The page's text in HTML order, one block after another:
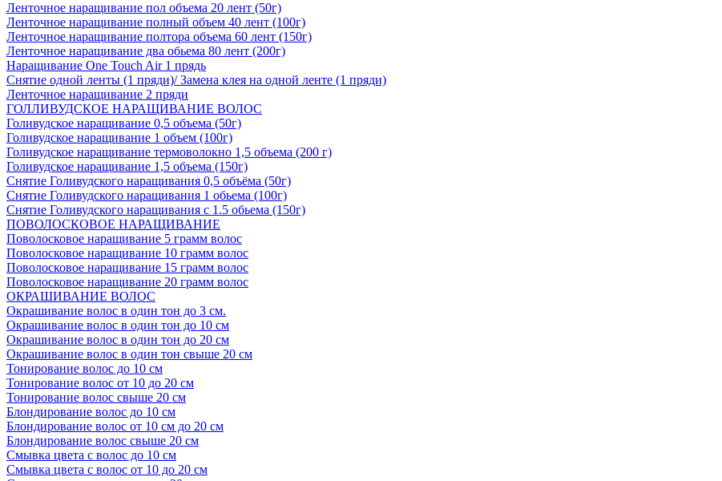
Ленточное наращивание пол объема 20 лент (50г)
Ленточное наращивание полный объем 40 лент (100г)
Ленточное наращивание полтора объема 60 лент (150г)
Ленточное наращивание два обьема 80 лент (200г)
Наращивание One Touch Air 1 прядь
Снятие одной ленты (1 пряди)/ Замена клея на одной ленте (1 пряди)
Ленточное наращивание 2 пряди
ГОЛЛИВУДСКОЕ НАРАЩИВАНИЕ ВОЛОС
Голивудское наращивание 0,5 объема (50г)
Голивудское наращивание 1 объем (100г)
Голивудское наращивание термоволокно 1,5 объема (200 г)
Голивудское наращивание 1,5 объема (150г)
Снятие Голивудского наращивания 0,5 объёма (50г)
Снятие Голивудского наращивания 1 обьема (100г)
Снятие Голивудского наращивания с 1.5 обьема (150г)
ПОВОЛОСКОВОЕ НАРАЩИВАНИЕ
Поволосковое наращивание 5 грамм волос
Поволосковое наращивание 10 грамм волос
Поволосковое наращивание 15 грамм волос
Поволосковое наращивание 20 грамм волос
ОКРАШИВАНИЕ ВОЛОС
Окрашивание волос в один тон до 3 см.
Окрашивание волос в один тон до 10 см
Окрашивание волос в один тон до 20 см
Окрашивание волос в один тон свыше 20 см
Тонирование волос до 10 см
Тонирование волос от 10 до 20 см
Тонирование волос свыше 20 см
Блондирование волос до 10 см
Блондирование волос от 10 см до 20 см
Блондирование волос свыше 20 см
Смывка цвета с волос до 10 см
Смывка цвета с волос от 10 до 20 см